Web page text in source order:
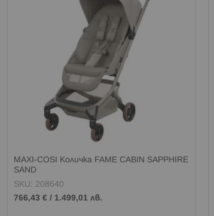
MAXI-COSI Kоличка FAME CABIN SAPPHIRE
SAND
SKU: 208640
766,43 € / 1.499,01 лв.